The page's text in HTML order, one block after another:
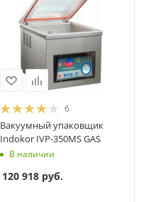
6
Вакуумный упаковщик
Indokor IVP-350MS GAS
В наличии
120 918 руб.